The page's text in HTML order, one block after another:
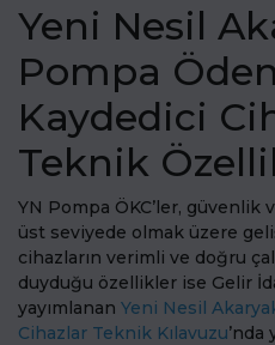
Yeni Nesil
Pompa
Kaydedici
Teknik
YN Pompa ÖKC’ler,
üst seviyede olmak üzere
cihazların verimli ve doğru
duyduğu özellikler ise Gelir
yayımlanan Yeni Nesil
Cihazlar Teknik Kılavuzu’nda